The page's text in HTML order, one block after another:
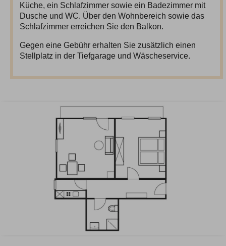
Küche, ein Schlafzimmer sowie ein Badezimmer mit
Dusche und WC. Über den Wohnbereich sowie das
Schlafzimmer erreichen Sie den Balkon.
Gegen eine Gebühr erhalten Sie zusätzlich einen
Stellplatz in der Tiefgarage und Wäscheservice.